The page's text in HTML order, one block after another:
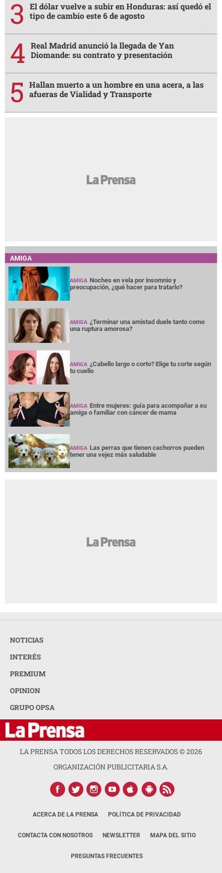
El dólar vuelve a subir en Honduras: así quedó el
tipo de cambio este 6 de agosto
Real Madrid anunció la llegada de Yan
Diomande: su contrato y presentación
Hallan muerto a un hombre en una acera, a las
afueras de Vialidad y Transporte
AMIGA
AMIGA Noches en vela por insomnio y
preocupación, ¿qué hacer para tratarlo?
AMIGA ¿Terminar una amistad duele tanto como
una ruptura amorosa?
AMIGA ¿Cabello largo o corto? Elige tu corte según
tu cuello
AMIGA Entre mujeres: guía para acompañar a su
amiga o familiar con cáncer de mama
AMIGA Las perras que tienen cachorros pueden
tener una vejez más saludable
NOTICIAS
INTERÉS
PREMIUM
OPINION
GRUPO OPSA
LA PRENSA TODOS LOS DERECHOS RESERVADOS ©2026
ORGANIZACIÓN PUBLICITARIA S.A.
ACERCA DE LA PRENSA POLÍTICA DE PRIVACIDAD
CONTACTA CON NOSOTROS NEWSLETTER MAPA DEL SITIO
PREGUNTAS FRECUENTES